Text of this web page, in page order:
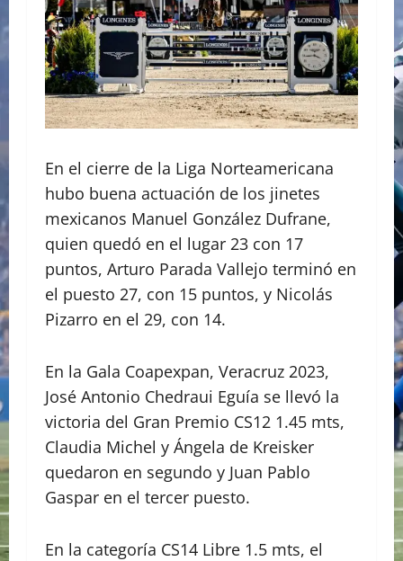
En el cierre de la Liga Norteamericana
hubo buena actuación de los jinetes
mexicanos Manuel González Dufrane,
quien quedó en el lugar 23 con 17
puntos, Arturo Parada Vallejo terminó en
el puesto 27, con 15 puntos, y Nicolás
Pizarro en el 29, con 14.
En la Gala Coapexpan, Veracruz 2023,
José Antonio Chedraui Eguía se llevó la
victoria del Gran Premio CS12 1.45 mts,
Claudia Michel y Ángela de Kreisker
quedaron en segundo y Juan Pablo
Gaspar en el tercer puesto.
En la categoría CS14 Libre 1.5 mts, el